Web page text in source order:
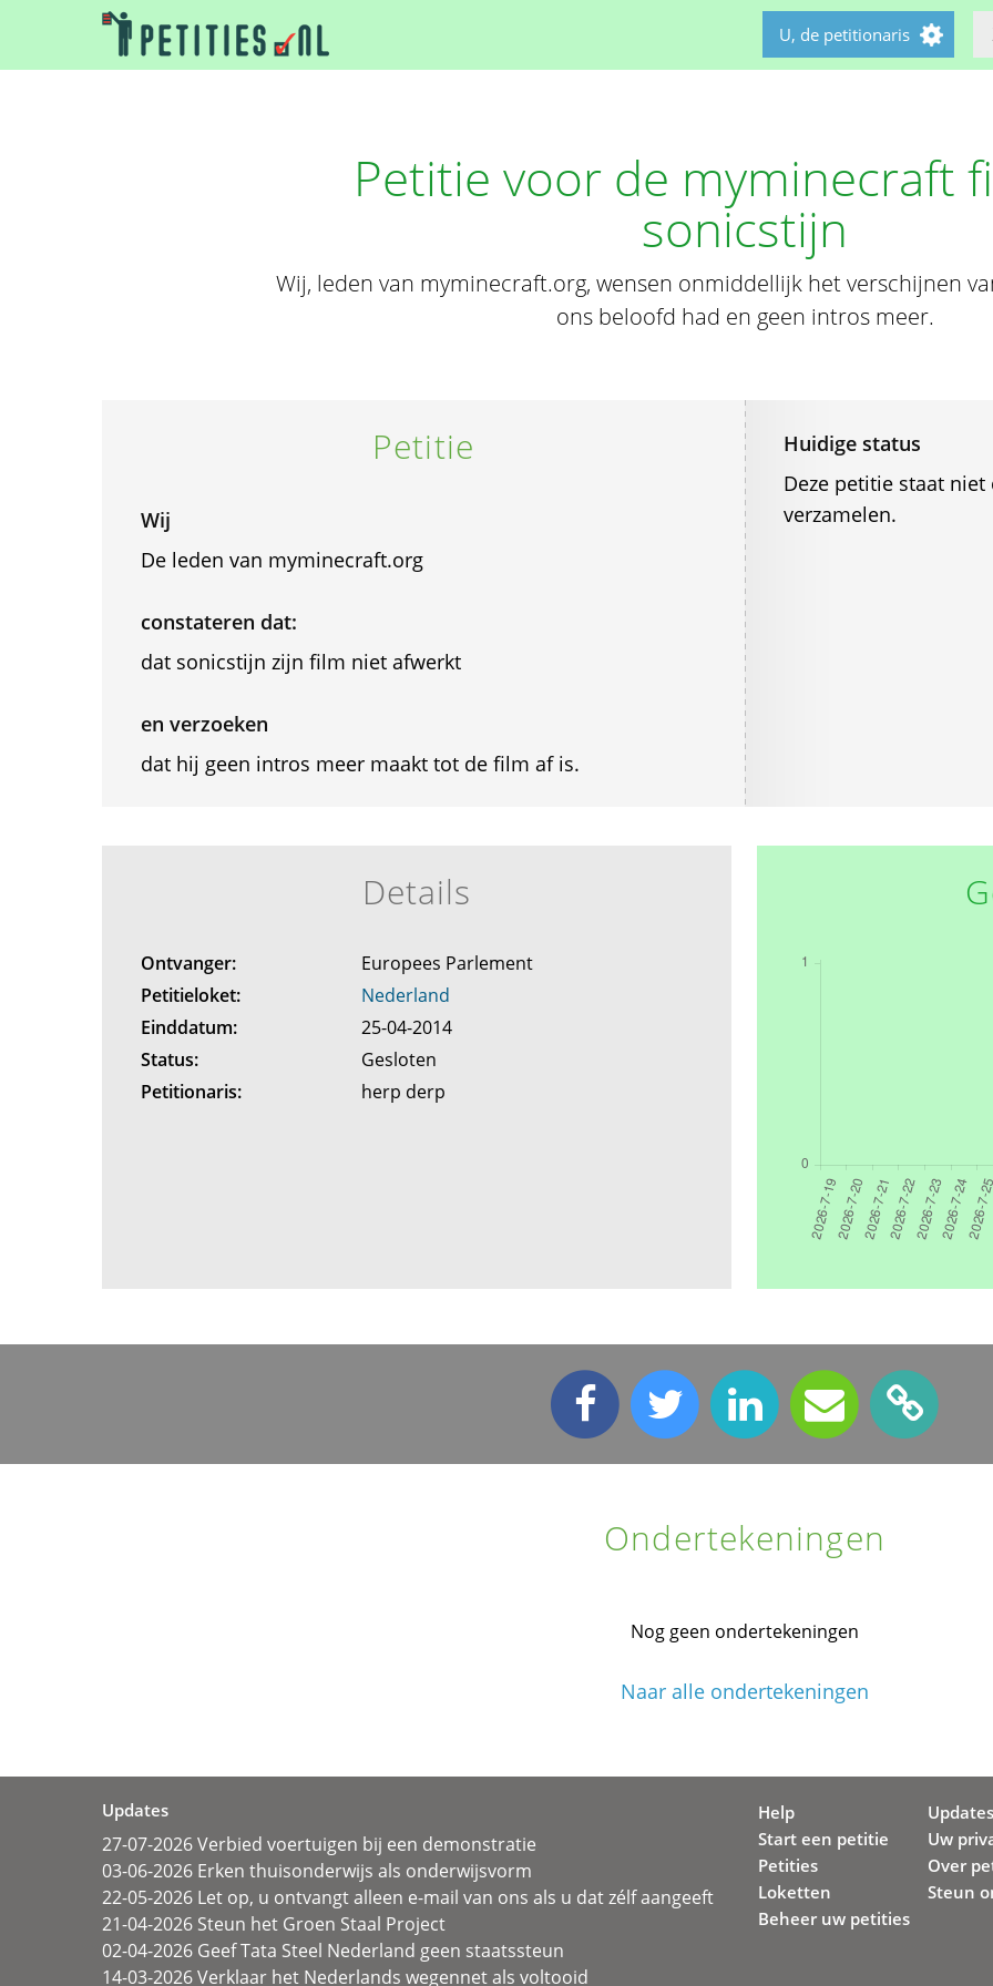
U, de petitionaris
Petitie voor de myminecraft
sonicstijn
Wij, leden van myminecraft.org, wensen onmiddellijk het verschijnen
ons beloofd had en geen intros meer.
Petitie
Wij
De leden van myminecraft.org
constateren dat:
dat sonicstijn zijn film niet afwerkt
en verzoeken
dat hij geen intros meer maakt tot de film af is.
Huidige status
Deze petitie staat
verzamelen.
Details
Ontvanger:
Europees Parlement
Petitieloket:
Nederland
Einddatum:
25-04-2014
Status:
Gesloten
Petitionaris:
herp derp
Ondertekeningen
Nog geen ondertekeningen
Naar alle ondertekeningen
Updates
27-07-2026 Verbied voertuigen bij een demonstratie
03-06-2026 Erken thuisonderwijs als onderwijsvorm
22-05-2026 Let op, u ontvangt alleen e-mail van ons als u dat zélf aangeeft
21-04-2026 Steun het Groen Staal Project
02-04-2026 Geef Tata Steel Nederland geen staatssteun
14-03-2026 Verklaar het Nederlands wegennet als voltooid
Help
Start een petitie
Petities
Loketten
Beheer uw petities
Updates
Uw
Over
Steun